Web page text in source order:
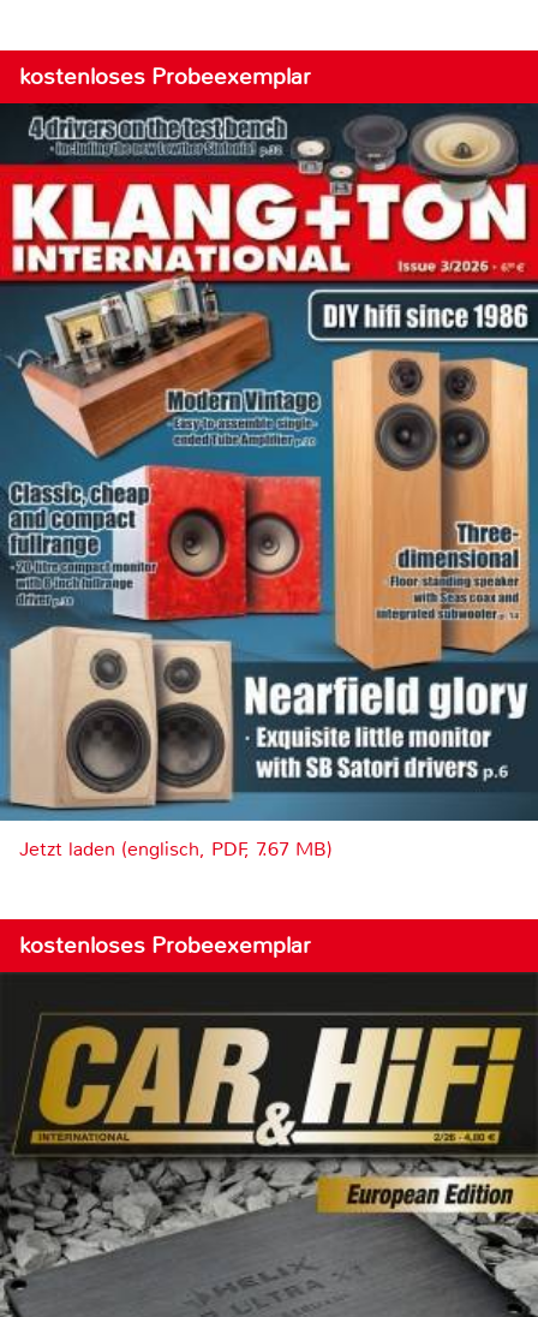
kostenloses Probeexemplar
Jetzt laden (englisch, PDF, 7.67 MB)
kostenloses Probeexemplar